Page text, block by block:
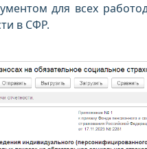
для всех
в СФР.